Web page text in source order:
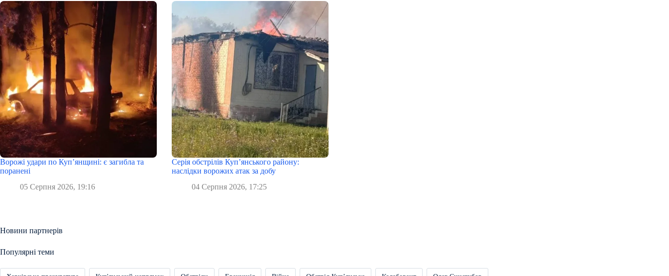
Ворожі удари по Куп’янщині: є загибла та
поранені
05 Серпня 2026, 19:16
Серія обстрілів Куп’янського району:
наслідки ворожих атак за добу
04 Серпня 2026, 17:25
Новини партнерів
Популярні теми